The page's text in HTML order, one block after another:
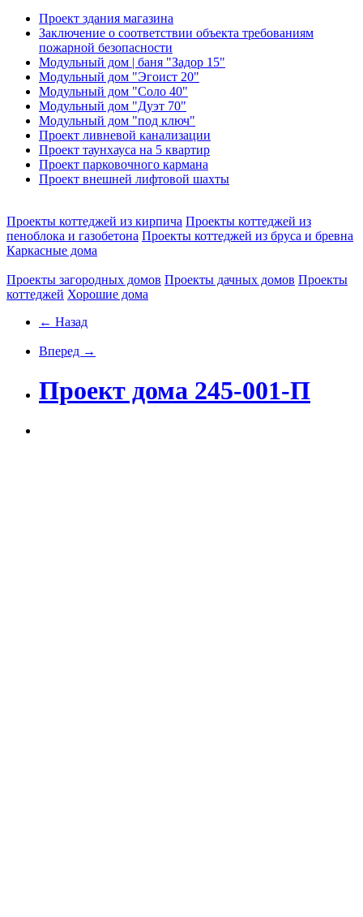
Проект здания магазина
Заключение о соответствии объекта требованиям
пожарной безопасности
Модульный дом | баня "Задор 15"
Модульный дом "Эгоист 20"
Модульный дом "Соло 40"
Модульный дом "Дуэт 70"
Модульный дом "под ключ"
Проект ливневой канализации
Проект таунхауса на 5 квартир
Проект парковочного кармана
Проект внешней лифтовой шахты
Проекты коттеджей из кирпича Проекты коттеджей из
пеноблока и газобетона Проекты коттеджей из бруса и бревна
Каркасные дома
Проекты загородных домов Проекты дачных домов Проекты
коттеджей Хорошие дома
← Назад
Вперед →
Проект дома 245-001-П